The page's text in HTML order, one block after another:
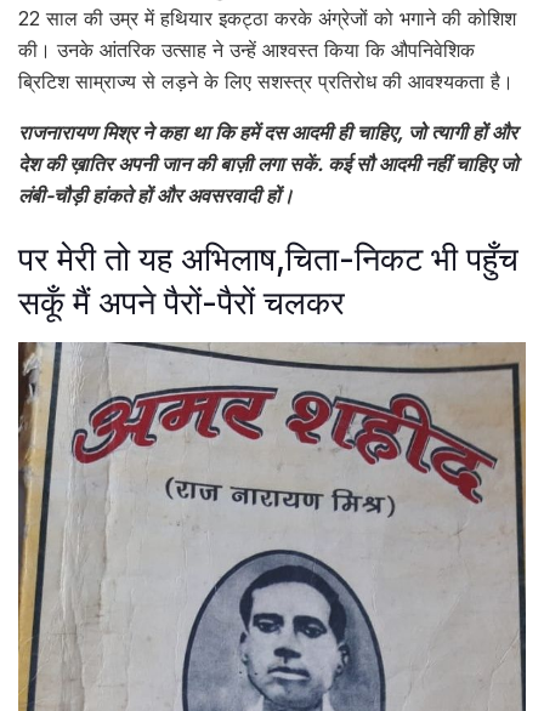
22 साल की उम्र में हथियार इकट्ठा करके अंग्रेजों को भगाने की कोशिश
की। उनके आंतरिक उत्साह ने उन्हें आश्वस्त किया कि औपनिवेशिक
ब्रिटिश साम्राज्य से लड़ने के लिए सशस्त्र प्रतिरोध की आवश्यकता है।
राजनारायण मिश्र ने कहा था कि हमें दस आदमी ही चाहिए, जो त्यागी हों और
देश की ख़ातिर अपनी जान की बाज़ी लगा सकें. कई सौ आदमी नहीं चाहिए जो
लंबी-चौड़ी हांकते हों और अवसरवादी हों।
पर मेरी तो यह अभिलाष,चिता-नि‍कट भी पहुँच
सकूँ मैं अपने पैरों-पैरों चलकर